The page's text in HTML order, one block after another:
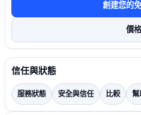
創建您的
價格
信任與狀態
服務狀態 安全與信任 比較 幫